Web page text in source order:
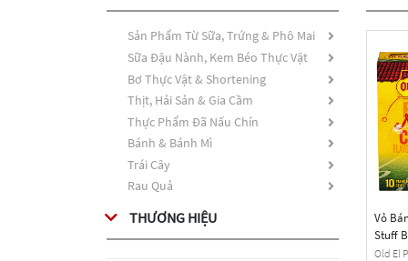
Sản Phẩm Từ Sữa, Trứng & Phô Mai
Sữa Đậu Nành, Kem Béo Thực Vật
Bơ Thực Vật & Shortening
Thịt, Hải Sản & Gia Cầm
Thực Phẩm Đã Nấu Chín
Bánh & Bánh Mì
Trái Cây
Rau Quả
THƯƠNG HIỆU
Vỏ
Stuff
Taco
Old El